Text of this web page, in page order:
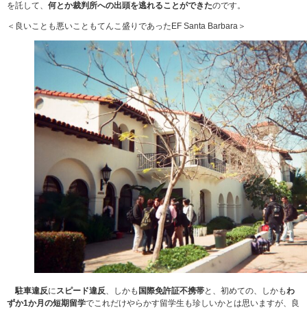
を託して、 何とか裁判所への出頭を逃れることができたのです。
＜良いことも悪いこともてんこ盛りであったEF Santa Barbara＞
駐車違反にスピード違反、しかも 国際免許証不携帯と、初めての、しかもわ
ずか1か月の短期留学でこれだけやらかす留学生も珍しいかとは思いますが、良